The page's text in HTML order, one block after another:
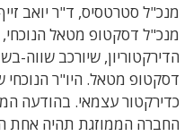
מנכ"ל סטרטסיס, ד"ר יואב
מנכ"ל דסקטופ מטאל הנוכחי,
הדירקטוריון, שיורכב שווה-
דסקטופ מטאל. היו"ר
כדירקטור עצמאי. בהודעה
החברה הממוזגת תהיה אחת